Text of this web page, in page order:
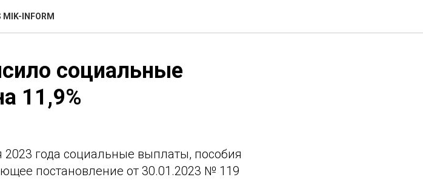
MIK-INFORM
социальные
11,9%
года социальные выплаты, пособия
постановление от 30.01.2023 № 119